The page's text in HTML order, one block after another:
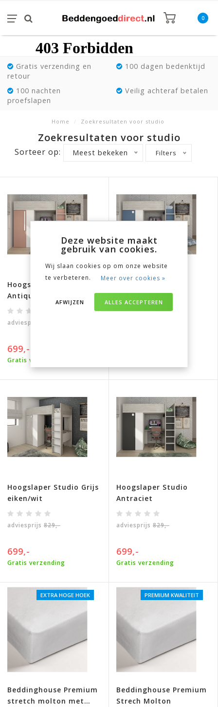
0
Gratis verzending en
retour
100 dagen bedenktijd
100 nachten
proefslapen
Veilig achteraf betalen
Home / Zoekresultaten voor studio
Zoekresultaten voor studio
Sorteer op: Meest bekeken Filters
Hoogslaper Studio
Antique pink
adviesprijs
699,-
Gratis verzending
Smokey blue
Hoogslaper Studio Grijs
eiken/wit
adviesprijs 829,-
699,-
Gratis verzending
Hoogslaper Studio
Antraciet
adviesprijs 829,-
699,-
Gratis verzending
EXTRA HOGE HOEK
Beddinghouse Premium
stretch molton met
PREMIUM KWALITEIT
Beddinghouse Premium
Strech Molton
Deze website maakt
gebruik van cookies.
Wij slaan cookies op om onze website
te verbeteren.
Meer over cookies »
ALLES ACCEPTEREN
AFWIJZEN